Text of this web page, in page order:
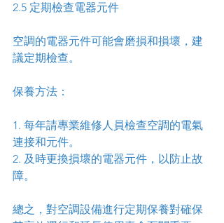
2.5 定期檢查電器元件
空調的電器元件可能會磨損和損壞，建
議定期檢查。
保養方法：
1. 每年請專業維修人員檢查空調的電氣
連接和元件。
2. 及時更換損壞的電器元件，以防止故
障。
總之，對空調設備進行定期保養對確保